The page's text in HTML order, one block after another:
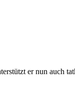
er nun auch